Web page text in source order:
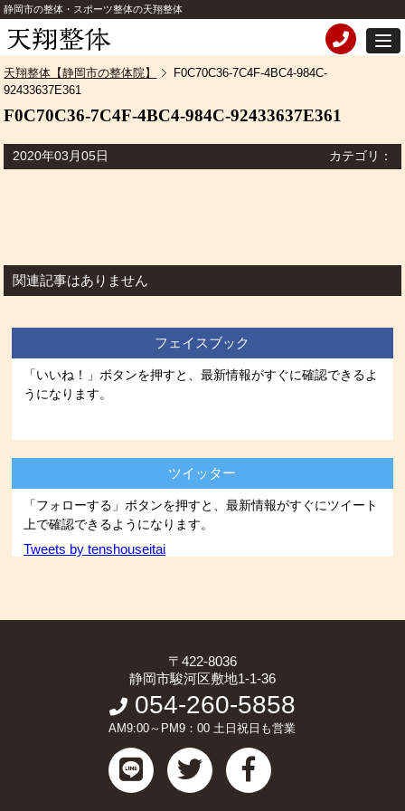
静岡市の整体・スポーツ整体の天翔整体
天翔整体【静岡市の整体院】
F0C70C36-7C4F-4BC4-984C-
92433637E361
F0C70C36-7C4F-4BC4-984C-92433637E361
2020年03月05日 カテゴリ：
関連記事はありません
フェイスブック
「いいね！」ボタンを押すと、最新情報がすぐに確認できるよ
うになります。
ツイッター
「フォローする」ボタンを押すと、最新情報がすぐにツイート
上で確認できるようになります。
Tweets by tenshouseitai
〒422-8036
静岡市駿河区敷地1-1-36
054-260-5858
AM9:00～PM9：00 土日祝日も営業